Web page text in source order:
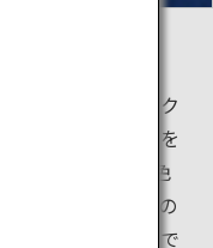
で最も美しい湾ク
ら望む立山連峰を
北アルプスの景色
リン」。滑川市の
前で、定員40名で